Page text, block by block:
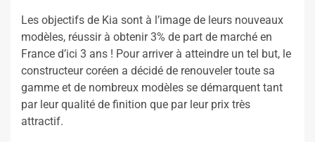
Les objectifs de Kia sont à l’image de leurs nouveaux
modèles, réussir à obtenir 3% de part de marché en
France d’ici 3 ans ! Pour arriver à atteindre un tel but, le
constructeur coréen a décidé de renouveler toute sa
gamme et de nombreux modèles se démarquent tant
par leur qualité de finition que par leur prix très
attractif.